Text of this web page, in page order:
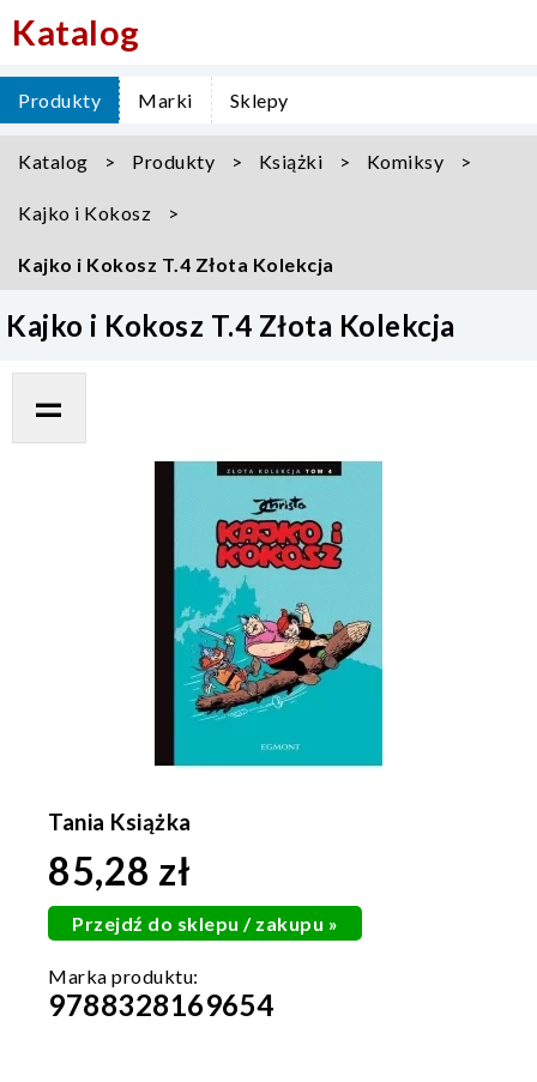
Katalog
Produkty Marki Sklepy
Katalog Produkty Książki Komiksy
Kajko i Kokosz
Kajko i Kokosz T.4 Złota Kolekcja
Kajko i Kokosz T.4 Złota Kolekcja
Tania Książka
85,28 zł
Przejdź do sklepu / zakupu »
9788328169654